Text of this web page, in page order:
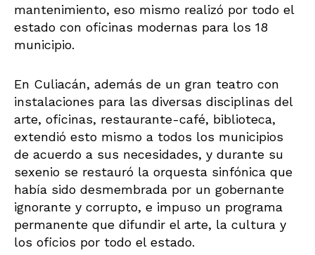
mantenimiento, eso mismo realizó por todo el
estado con oficinas modernas para los 18
municipio.
En Culiacán, además de un gran teatro con
instalaciones para las diversas disciplinas del
arte, oficinas, restaurante-café, biblioteca,
extendió esto mismo a todos los municipios
de acuerdo a sus necesidades, y durante su
sexenio se restauró la orquesta sinfónica que
había sido desmembrada por un gobernante
ignorante y corrupto, e impuso un programa
permanente que difundir el arte, la cultura y
los oficios por todo el estado.